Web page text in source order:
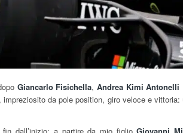
Giancarlo Fisichella, Andrea Kimi Antonelli
da pole position, giro veloce e